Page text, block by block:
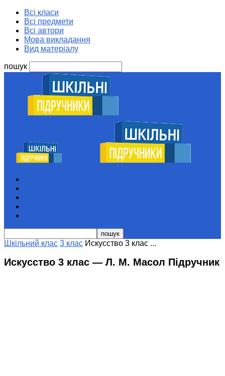
Всі класи
Всі предмети
Всі автори
Мова викладання
Вид матеріалу
пошук
Шкільний клас 3 клас Искусство 3 клас ...
Искусство 3 клас — Л. М. Масол Підручник